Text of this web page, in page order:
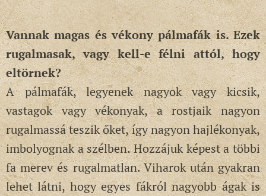
Vannak magas és vékony pálmafák is. Ezek
rugalmasak, vagy kell-e félni attól, hogy
eltörnek?
A pálmafák, legyenek nagyok vagy kicsik,
vastagok vagy vékonyak, a rostjaik nagyon
rugalmassá teszik őket, így nagyon hajlékonyak,
imbolyognak a szélben. Hozzájuk képest a többi
fa merev és rugalmatlan. Viharok után gyakran
lehet látni, hogy egyes fákról nagyobb ágak is